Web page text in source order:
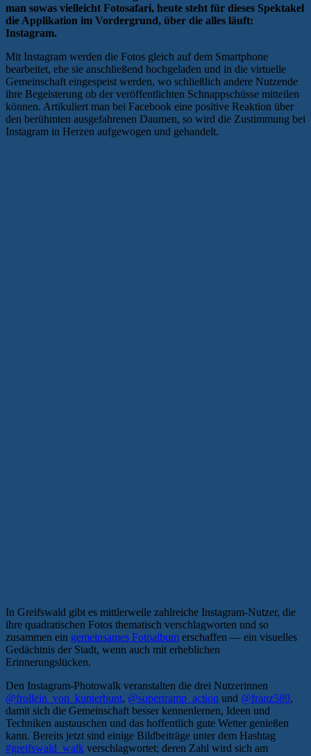
man sowas vielleicht Fotosafari, heute steht für dieses Spektakel
die Applikation im Vordergrund, über die alles läuft:
Instagram.
Mit Instagram werden die Fotos gleich auf dem Smartphone
bearbeitet, ehe sie anschließend hochgeladen und in die virtuelle
Gemeinschaft eingespeist werden, wo schließlich andere Nutzende
ihre Begeisterung ob der veröffentlichten Schnappschüsse mitteilen
können. Artikuliert man bei Facebook eine positive Reaktion über
den berühmten ausgefahrenen Daumen, so wird die Zustimmung bei
Instagram in Herzen aufgewogen und gehandelt.
In Greifswald gibt es mittlerweile zahlreiche Instagram-Nutzer, die
ihre quadratischen Fotos thematisch verschlagworten und so
zusammen ein gemeinsames Fotoalbum erschaffen — ein visuelles
Gedächtnis der Stadt, wenn auch mit erheblichen
Erinnerungslücken.
Den Instagram-Photowalk veranstalten die drei Nutzerinnen
@frollein_von_kunterbunt, @supertramp_action und @franz589,
damit sich die Gemeinschaft besser kennenlernen, Ideen und
Techniken austauschen und das hoffentlich gute Wetter genießen
kann. Bereits jetzt sind einige Bildbeiträge unter dem Hashtag
#greifswald_walk verschlagwortet; deren Zahl wird sich am